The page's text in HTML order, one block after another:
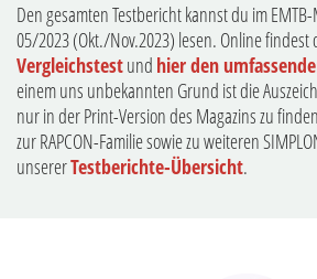
Den gesamten Testbericht kannst du im
05/2023 (Okt./Nov.2023) lesen. Online findest
Vergleichstestund hier den
einem uns unbekannten Grund ist die
nur in der Print-Version des Magazins zu
zur RAPCON-Familie sowie zu weiteren
unsererTestberichte-Übersicht.